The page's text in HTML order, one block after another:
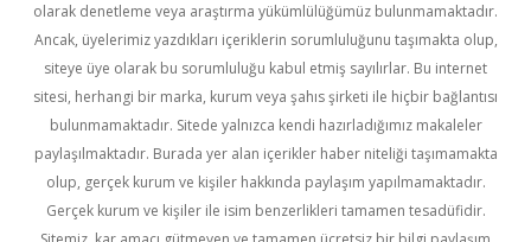
olarak denetleme veya araştırma yükümlülüğümüz bulunmamaktadır.
Ancak, üyelerimiz yazdıkları içeriklerin sorumluluğunu taşımakta olup,
siteye üye olarak bu sorumluluğu kabul etmiş sayılırlar. Bu internet
sitesi, herhangi bir marka, kurum veya şahıs şirketi ile hiçbir bağlantısı
bulunmamaktadır. Sitede yalnızca kendi hazırladığımız makaleler
paylaşılmaktadır. Burada yer alan içerikler haber niteliği taşımamakta
olup, gerçek kurum ve kişiler hakkında paylaşım yapılmamaktadır.
Gerçek kurum ve kişiler ile isim benzerlikleri tamamen tesadüfidir.